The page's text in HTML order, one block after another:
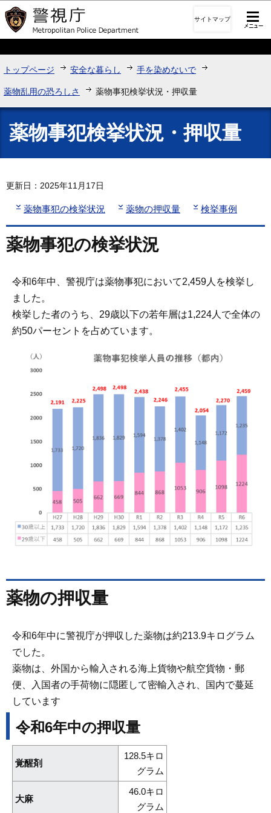
このページの本文へ移動
サイトマップ
トップページ 安全な暮らし 手を染めないで
薬物乱用の恐ろしさ 薬物事犯検挙状況・押収量
薬物事犯検挙状況・押収量
更新日：2025年11月17日
薬物事犯の検挙状況 薬物の押収量 検挙事例
薬物事犯の検挙状況
令和6年中、警視庁は薬物事犯において2,459人を検挙し
ました。
検挙した者のうち、29歳以下の若年層は1,224人で全体の
約50パーセントを占めています。
薬物の押収量
令和6年中に警視庁が押収した薬物は約213.9キログラム
でした。
薬物は、外国から輸入される海上貨物や航空貨物・郵
便、入国者の手荷物に隠匿して密輸入され、国内で蔓延
しています
令和6年中の押収量
覚醒剤
128.5キロ
グラム
大麻
46.0キロ
グラム